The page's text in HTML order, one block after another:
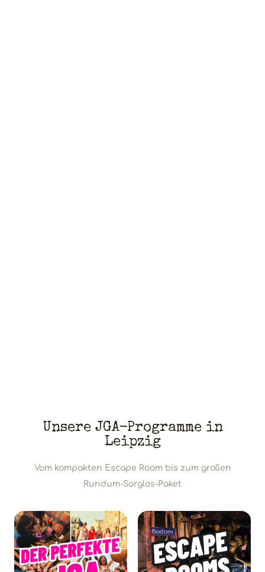
Unsere JGA-Programme in
Leipzig
Vom kompakten Escape Room bis zum großen
Rundum-Sorglos-Paket